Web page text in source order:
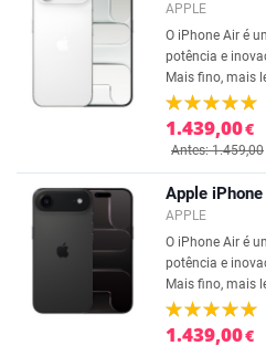
APPLE
O iPhone Air é
potência e
Mais fino, mais
1.439,00€
Antes: 1.459,00
Apple
APPLE
O iPhone Air é
potência e
Mais fino, mais
1.439,00€